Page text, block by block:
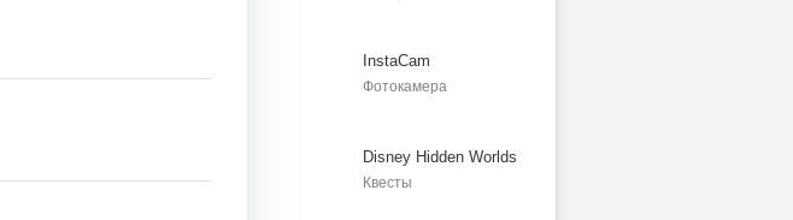
InstaCam
Фотокамера
Disney Hidden Worlds
Квесты